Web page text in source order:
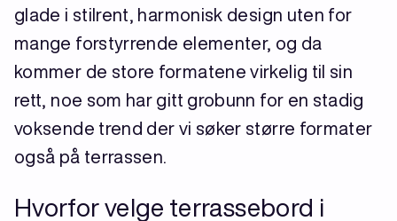
glade i stilrent, harmonisk design uten for
mange forstyrrende elementer, og da
kommer de store formatene virkelig til sin
rett, noe som har gitt grobunn for en stadig
voksende trend der vi søker større formater
også på terrassen.
Hvorfor velge terrassebord i